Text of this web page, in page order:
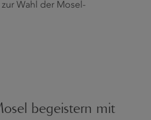
Wahl der Mosel-
begeistern mit